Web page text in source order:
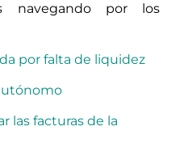
navegando por los
por falta de liquidez
las facturas de la